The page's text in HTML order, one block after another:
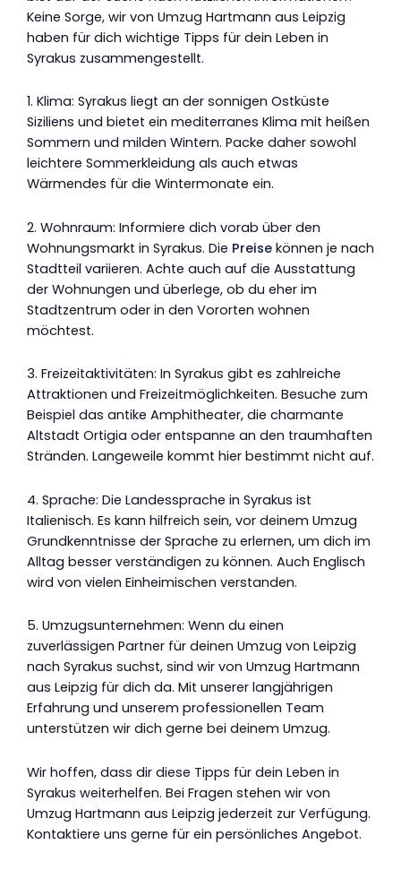
Keine Sorge, wir von Umzug Hartmann aus Leipzig
haben für dich wichtige Tipps für dein Leben in
Syrakus zusammengestellt.
1. Klima: Syrakus liegt an der sonnigen Ostküste
Siziliens und bietet ein mediterranes Klima mit heißen
Sommern und milden Wintern. Packe daher sowohl
leichtere Sommerkleidung als auch etwas
Wärmendes für die Wintermonate ein.
2. Wohnraum: Informiere dich vorab über den
Wohnungsmarkt in Syrakus. Die Preise können je nach
Stadtteil variieren. Achte auch auf die Ausstattung
der Wohnungen und überlege, ob du eher im
Stadtzentrum oder in den Vororten wohnen
möchtest.
3. Freizeitaktivitäten: In Syrakus gibt es zahlreiche
Attraktionen und Freizeitmöglichkeiten. Besuche zum
Beispiel das antike Amphitheater, die charmante
Altstadt Ortigia oder entspanne an den traumhaften
Stränden. Langeweile kommt hier bestimmt nicht auf.
4. Sprache: Die Landessprache in Syrakus ist
Italienisch. Es kann hilfreich sein, vor deinem Umzug
Grundkenntnisse der Sprache zu erlernen, um dich im
Alltag besser verständigen zu können. Auch Englisch
wird von vielen Einheimischen verstanden.
5. Umzugsunternehmen: Wenn du einen
zuverlässigen Partner für deinen Umzug von Leipzig
nach Syrakus suchst, sind wir von Umzug Hartmann
aus Leipzig für dich da. Mit unserer langjährigen
Erfahrung und unserem professionellen Team
unterstützen wir dich gerne bei deinem Umzug.
Wir hoffen, dass dir diese Tipps für dein Leben in
Syrakus weiterhelfen. Bei Fragen stehen wir von
Umzug Hartmann aus Leipzig jederzeit zur Verfügung.
Kontaktiere uns gerne für ein persönliches Angebot.